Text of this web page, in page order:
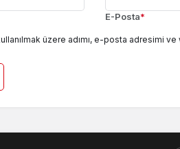
E-Posta*
üzere adımı, e-posta adresimi